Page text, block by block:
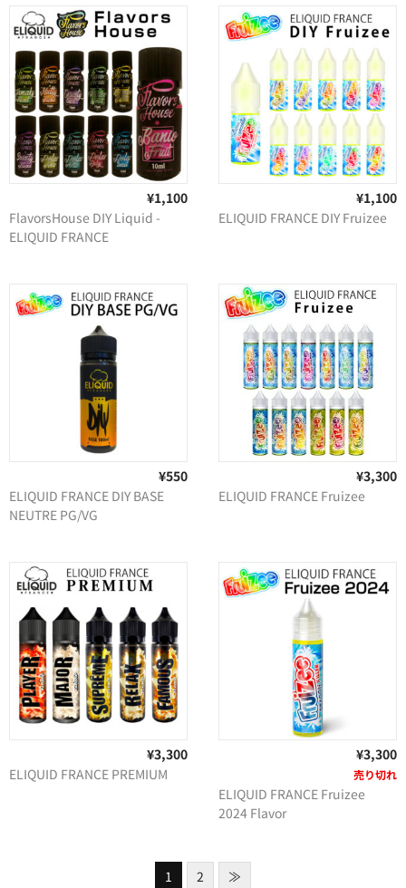
¥1,100
FlavorsHouse DIY Liquid -
ELIQUID FRANCE
¥1,100
ELIQUID FRANCE DIY Fruizee
¥550
ELIQUID FRANCE DIY BASE
NEUTRE PG/VG
¥3,300
ELIQUID FRANCE Fruizee
¥3,300
ELIQUID FRANCE PREMIUM
¥3,300
売り切れ
ELIQUID FRANCE Fruizee
2024 Flavor
1 2 ≫